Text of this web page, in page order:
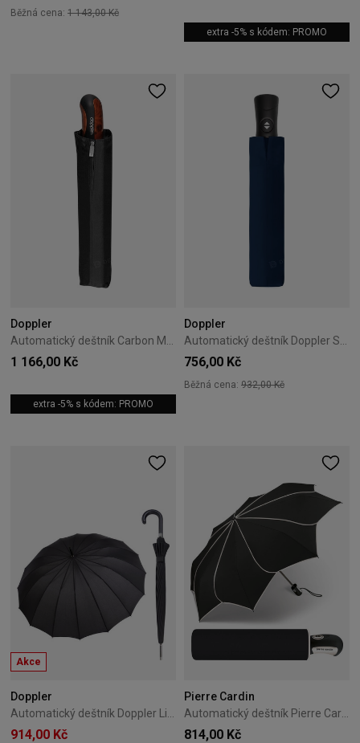
Běžná cena: 1 143,00 Kč
extra -5% s kódem: PROMO
Doppler
Automatický deštník Carbon Magic XM Business Doppler Černý
1 166,00 Kč
extra -5% s kódem: PROMO
Doppler
Automatický deštník Doppler Superstrong navy
756,00 Kč
Běžná cena: 932,00 Kč
Akce
Doppler
914,00 Kč
Pierre Cardin
814,00 Kč